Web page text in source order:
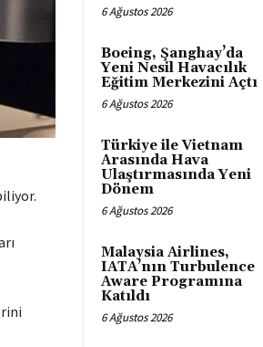
6 Ağustos 2026
Boeing, Şanghay’da
Yeni Nesil Havacılık
Eğitim Merkezini Açtı
6 Ağustos 2026
Türkiye ile Vietnam
Arasında Hava
Ulaştırmasında Yeni
Dönem
6 Ağustos 2026
Malaysia Airlines,
IATA’nın Turbulence
Aware Programına
Katıldı
6 Ağustos 2026